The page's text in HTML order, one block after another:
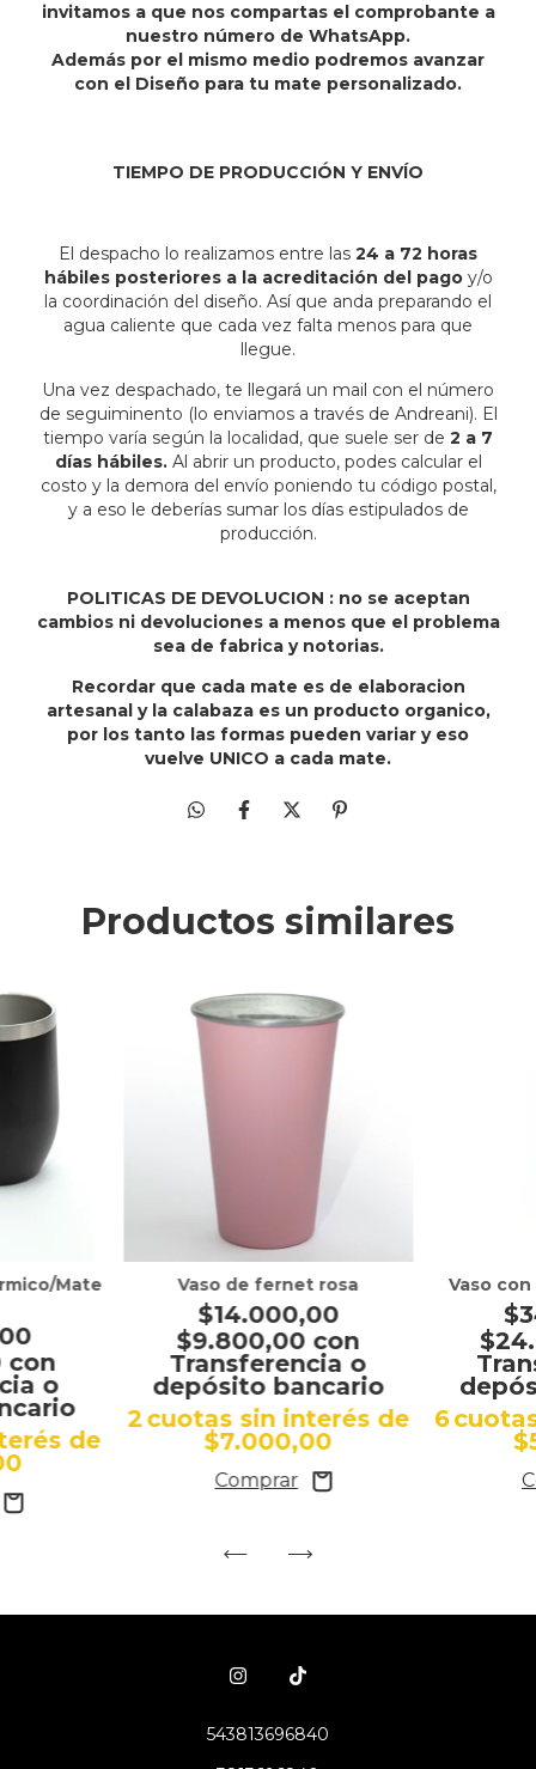
invitamos a que nos compartas el comprobante a
nuestro número de WhatsApp.
Además por el mismo medio podremos avanzar
con el Diseño para tu mate personalizado.
TIEMPO DE PRODUCCIÓN Y ENVÍO
El despacho lo realizamos entre las 24 a 72 horas
hábiles posteriores a la acreditación del pago y/o
la coordinación del diseño. Así que anda preparando el
agua caliente que cada vez falta menos para que
llegue.
Una vez despachado, te llegará un mail con el número
de seguiminento (lo enviamos a través de Andreani). El
tiempo varía según la localidad, que suele ser de 2 a 7
días hábiles.Al abrir un producto, podes calcular el
costo y la demora del envío poniendo tu código postal,
y a eso le deberías sumar los días estipulados de
producción.
POLITICAS DE DEVOLUCION : no se aceptan
cambios ni devoluciones a menos que el problema
sea de fabrica y notorias.
Recordar que cada mate es de elaboracion
artesanal y la calabaza es un producto organico,
por los tanto las formas pueden variar y eso
vuelve UNICO a cada mate.
Productos similares
Mate
con
o
de
Vaso de fernet rosa
$14.000,00
$9.800,00 con
Transferencia o
depósito bancario
2cuotas sin interés de
$7.000,00
Vaso
6
543813696840